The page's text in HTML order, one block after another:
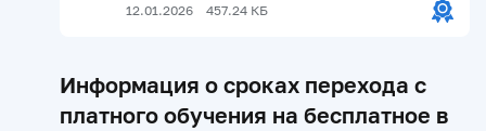
12.01.2026 457.24 КБ
Информация о сроках перехода с
платного обучения на бесплатное в